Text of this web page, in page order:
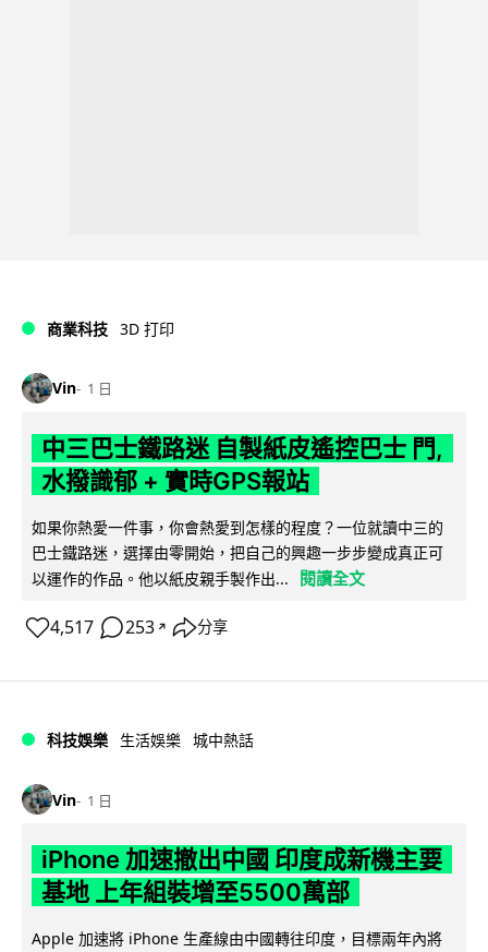
商業科技 3D 打印
Vin 1 日
中三巴士鐵路迷 自製紙皮遙控巴士 門,
水撥識郁 + 實時GPS報站
如果你熱愛一件事，你會熱愛到怎樣的程度？一位就讀中三的
巴士鐵路迷，選擇由零開始，把自己的興趣一步步變成真正可
以運作的作品。他以紙皮親手製作出...
閱讀全文
4,517 253 ↗ 分享
科技娛樂 生活娛樂 城中熱話
Vin 1 日
iPhone 加速撤出中國 印度成新機主要
基地 上年組裝增至5500萬部
Apple 加速將 iPhone 生產線由中國轉往印度，目標兩年內將